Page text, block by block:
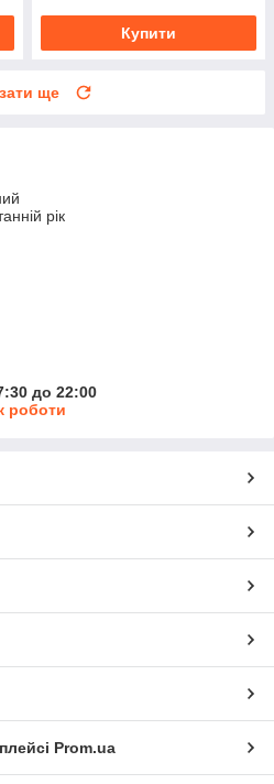
Купити
ще
рік
до 22:00
роботи
Prom.ua